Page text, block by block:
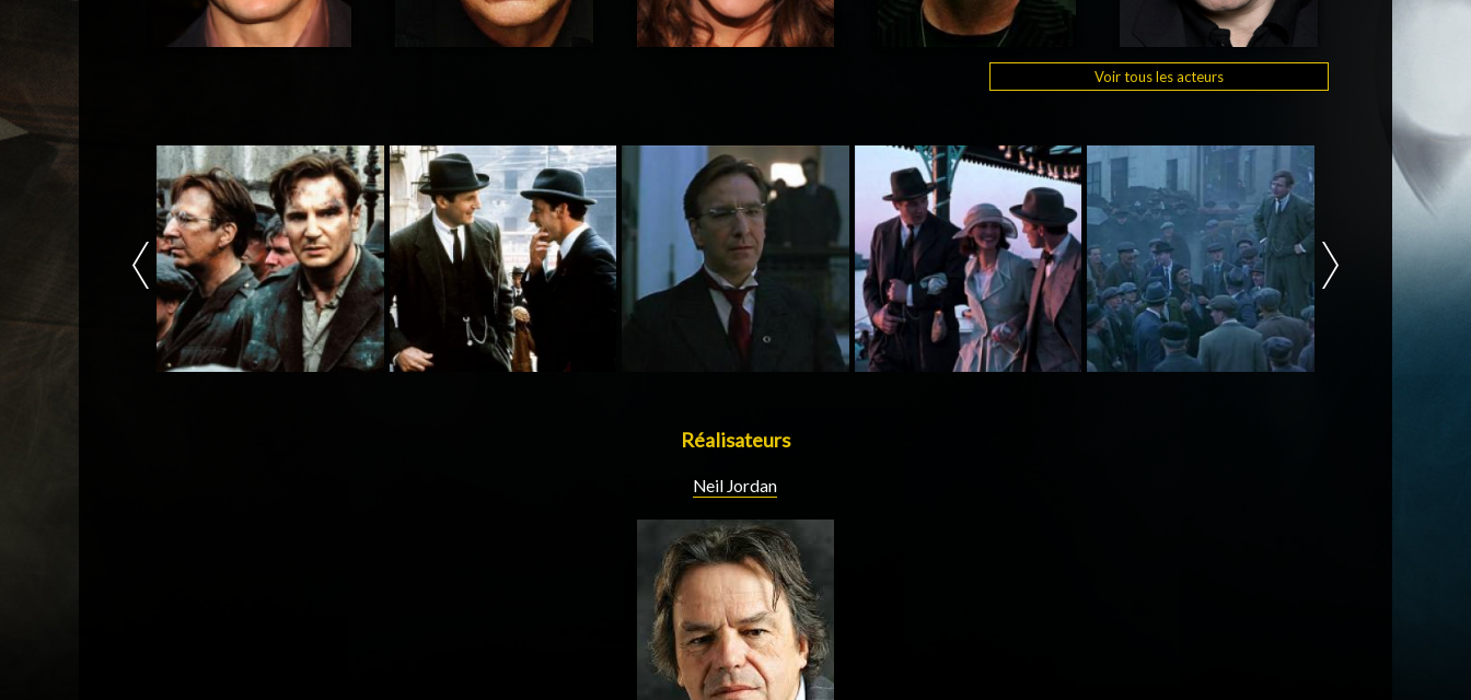
Voir tous les acteurs
Réalisateurs
Neil Jordan